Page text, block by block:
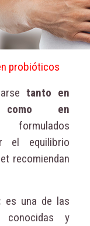
probióticos
tanto en
como en
el equilibrio
recomiendan
es una de las
y